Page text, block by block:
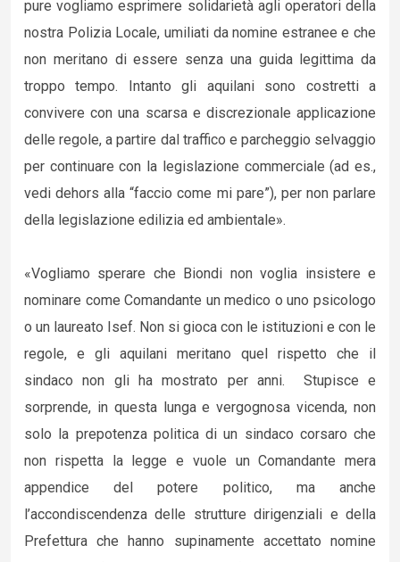
pure vogliamo esprimere solidarietà agli operatori della
nostra Polizia Locale, umiliati da nomine estranee e che
non meritano di essere senza una guida legittima da
troppo tempo. Intanto gli aquilani sono costretti a
convivere con una scarsa e discrezionale applicazione
delle regole, a partire dal traffico e parcheggio selvaggio
per continuare con la legislazione commerciale (ad es.,
vedi dehors alla “faccio come mi pare”), per non parlare
della legislazione edilizia ed ambientale».
«Vogliamo sperare che Biondi non voglia insistere e
nominare come Comandante un medico o uno psicologo
o un laureato Isef. Non si gioca con le istituzioni e con le
regole, e gli aquilani meritano quel rispetto che il
sindaco non gli ha mostrato per anni. Stupisce e
sorprende, in questa lunga e vergognosa vicenda, non
solo la prepotenza politica di un sindaco corsaro che
non rispetta la legge e vuole un Comandante mera
appendice del potere politico, ma anche
l’accondiscendenza delle strutture dirigenziali e della
Prefettura che hanno supinamente accettato nomine